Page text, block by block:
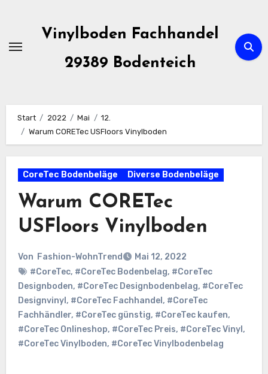
springen
Vinylboden Fachhandel
29389 Bodenteich
Start 2022 Mai
12.
Warum CORETec USFloors Vinylboden
CoreTec Bodenbeläge Diverse Bodenbeläge
Warum CORETec
USFloors Vinylboden
Von Fashion-WohnTrend
Mai 12, 2022
#CoreTec, #CoreTec Bodenbelag, #CoreTec
Designboden, #CoreTec Designbodenbelag, #CoreTec
Designvinyl , #CoreTec Fachhandel , #CoreTec
Fachhändler, #CoreTec günstig, #CoreTec kaufen,
#CoreTec Onlineshop, #CoreTec Preis, #CoreTec Vinyl ,
#CoreTec Vinylboden, #CoreTec Vinylbodenbelag